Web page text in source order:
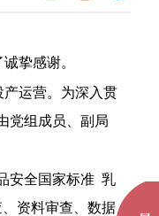
挚感谢。
运营。为深入贯
党组成员、副局
安全国家标准 乳
资料审查、数据